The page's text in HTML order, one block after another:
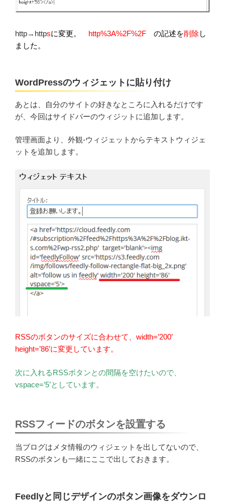
http→httpsに変更。 http%3A%2F%2F の記述を削除し
ました。
WordPressのウィジェットに貼り付け
あとは、自分のサイトの好きなところに入れるだけです
が、今回はサイドバーのウィジットに追加します。
管理画面より、外観-ウィジェットからテキストウィジェ
ットを追加します。
RSSのボタンのサイズに合わせて、width=’200’
height=’86’に変更しています。
次に入れるRSSボタンとの間隔を空けたいので、
vspace=’5’としています。
RSSフィードのボタンを設置する
当ブログはメタ情報のウィジェットを出してないので、
RSSのボタンも一緒にここで出しておきます。
Feedlyと同じデザインのボタン画像をダウンロ